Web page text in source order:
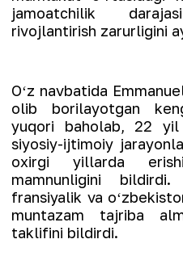
jamoatchilik
rivojlantirish zarurligini
Oʻz navbatida
olib borilayotgan
yuqori baholab, 22 yil
siyosiy-ijtimoiy
oxirgi yillarda
mamnunligini
fransiyalik va
muntazam tajriba
taklifini bildirdi.